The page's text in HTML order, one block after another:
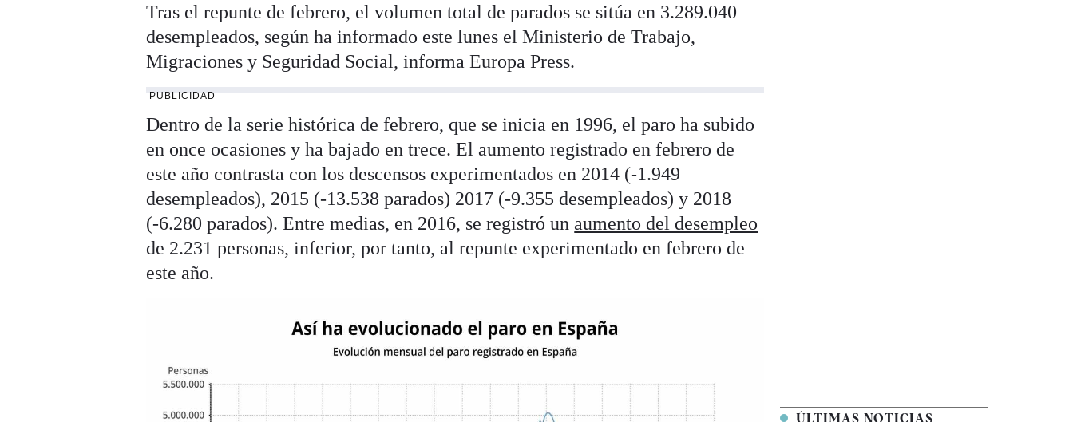
Tras el repunte de febrero, el volumen total de parados se sitúa en 3.289.040
desempleados, según ha informado este lunes el Ministerio de Trabajo,
Migraciones y Seguridad Social, informa Europa Press.
PUBLICIDAD
Dentro de la serie histórica de febrero, que se inicia en 1996, el paro ha subido
en once ocasiones y ha bajado en trece. El aumento registrado en febrero de
este año contrasta con los descensos experimentados en 2014 (-1.949
desempleados), 2015 (-13.538 parados) 2017 (-9.355 desempleados) y 2018
(-6.280 parados). Entre medias, en 2016, se registró un aumento del desempleo
de 2.231 personas, inferior, por tanto, al repunte experimentado en febrero de
este año.
ÚLTIMAS NOTICIAS